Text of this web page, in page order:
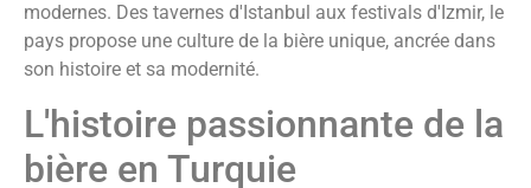
modernes. Des tavernes d'Istanbul aux festivals d'Izmir, le
pays propose une culture de la bière unique, ancrée dans
son histoire et sa modernité.
L'histoire passionnante de la
bière en Turquie